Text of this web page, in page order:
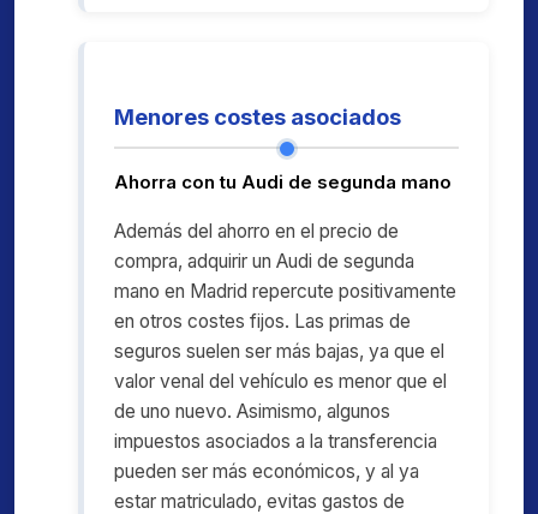
Menores costes asociados
Ahorra con tu Audi de segunda mano
Además del ahorro en el precio de
compra, adquirir un Audi de segunda
mano en Madrid repercute positivamente
en otros costes fijos. Las primas de
seguros suelen ser más bajas, ya que el
valor venal del vehículo es menor que el
de uno nuevo. Asimismo, algunos
impuestos asociados a la transferencia
pueden ser más económicos, y al ya
estar matriculado, evitas gastos de